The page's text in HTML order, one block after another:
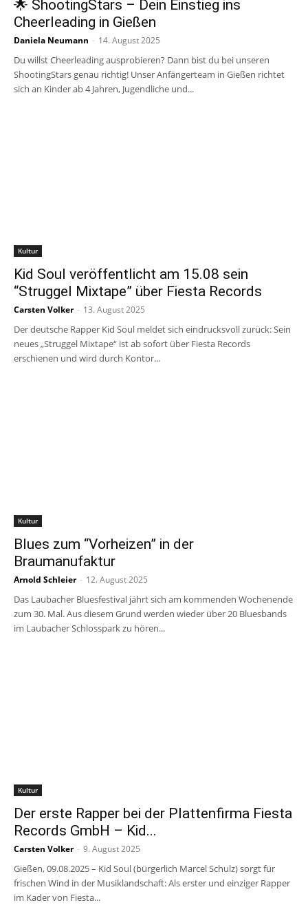
🌟 ShootingStars – Dein Einstieg ins
Cheerleading in Gießen
Daniela Neumann - 14. August 2025
Du willst Cheerleading ausprobieren? Dann bist du bei unseren
ShootingStars genau richtig! Unser Anfängerteam in Gießen richtet
sich an Kinder ab 4 Jahren, Jugendliche und...
Kultur
Kid Soul veröffentlicht am 15.08 sein
“Struggel Mixtape” über Fiesta Records
Carsten Volker - 13. August 2025
Der deutsche Rapper Kid Soul meldet sich eindrucksvoll zurück: Sein
neues „Struggel Mixtape“ ist ab sofort über Fiesta Records
erschienen und wird durch Kontor...
Kultur
Blues zum “Vorheizen” in der
Braumanufaktur
Arnold Schleier - 12. August 2025
Das Laubacher Bluesfestival jährt sich am kommenden Wochenende
zum 30. Mal. Aus diesem Grund werden wieder über 20 Bluesbands
im Laubacher Schlosspark zu hören...
Kultur
Der erste Rapper bei der Plattenfirma Fiesta
Records GmbH – Kid...
Carsten Volker - 9. August 2025
Gießen, 09.08.2025 – Kid Soul (bürgerlich Marcel Schulz) sorgt für
frischen Wind in der Musiklandschaft: Als erster und einziger Rapper
im Kader von Fiesta...